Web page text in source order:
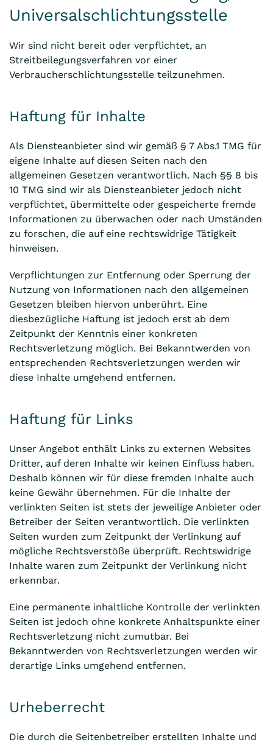
Universalschlichtungsstelle
Wir sind nicht bereit oder verpflichtet, an
Streitbeilegungsverfahren vor einer
Verbraucherschlichtungsstelle teilzunehmen.
Haftung für Inhalte
Als Diensteanbieter sind wir gemäß § 7 Abs.1 TMG für
eigene Inhalte auf diesen Seiten nach den
allgemeinen Gesetzen verantwortlich. Nach §§ 8 bis
10 TMG sind wir als Diensteanbieter jedoch nicht
verpflichtet, übermittelte oder gespeicherte fremde
Informationen zu überwachen oder nach Umständen
zu forschen, die auf eine rechtswidrige Tätigkeit
hinweisen.
Verpflichtungen zur Entfernung oder Sperrung der
Nutzung von Informationen nach den allgemeinen
Gesetzen bleiben hiervon unberührt. Eine
diesbezügliche Haftung ist jedoch erst ab dem
Zeitpunkt der Kenntnis einer konkreten
Rechtsverletzung möglich. Bei Bekanntwerden von
entsprechenden Rechtsverletzungen werden wir
diese Inhalte umgehend entfernen.
Haftung für Links
Unser Angebot enthält Links zu externen Websites
Dritter, auf deren Inhalte wir keinen Einfluss haben.
Deshalb können wir für diese fremden Inhalte auch
keine Gewähr übernehmen. Für die Inhalte der
verlinkten Seiten ist stets der jeweilige Anbieter oder
Betreiber der Seiten verantwortlich. Die verlinkten
Seiten wurden zum Zeitpunkt der Verlinkung auf
mögliche Rechtsverstöße überprüft. Rechtswidrige
Inhalte waren zum Zeitpunkt der Verlinkung nicht
erkennbar.
Eine permanente inhaltliche Kontrolle der verlinkten
Seiten ist jedoch ohne konkrete Anhaltspunkte einer
Rechtsverletzung nicht zumutbar. Bei
Bekanntwerden von Rechtsverletzungen werden wir
derartige Links umgehend entfernen.
Urheberrecht
Die durch die Seitenbetreiber erstellten Inhalte und